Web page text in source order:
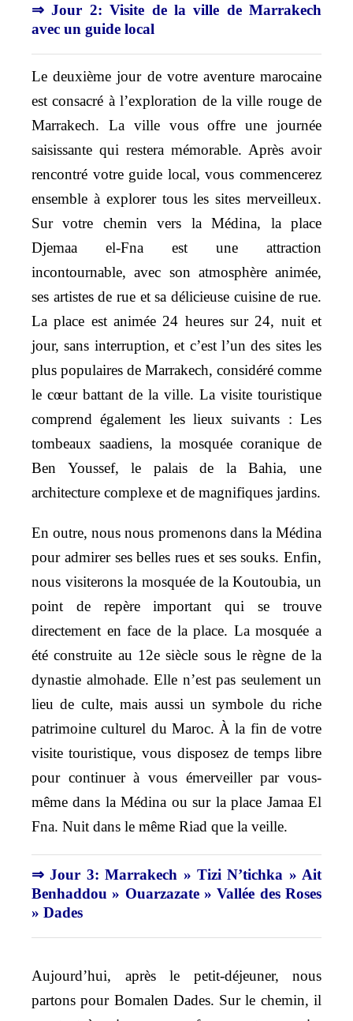
⇒ Jour 2: Visite de la ville de Marrakech
avec un guide local
Le deuxième jour de votre aventure marocaine
est consacré à l’exploration de la ville rouge de
Marrakech. La ville vous offre une journée
saisissante qui restera mémorable. Après avoir
rencontré votre guide local, vous commencerez
ensemble à explorer tous les sites merveilleux.
Sur votre chemin vers la Médina, la place
Djemaa el-Fna est une attraction
incontournable, avec son atmosphère animée,
ses artistes de rue et sa délicieuse cuisine de rue.
La place est animée 24 heures sur 24, nuit et
jour, sans interruption, et c’est l’un des sites les
plus populaires de Marrakech, considéré comme
le cœur battant de la ville. La visite touristique
comprend également les lieux suivants : Les
tombeaux saadiens, la mosquée coranique de
Ben Youssef, le palais de la Bahia, une
architecture complexe et de magnifiques jardins.
En outre, nous nous promenons dans la Médina
pour admirer ses belles rues et ses souks. Enfin,
nous visiterons la mosquée de la Koutoubia, un
point de repère important qui se trouve
directement en face de la place. La mosquée a
été construite au 12e siècle sous le règne de la
dynastie almohade. Elle n’est pas seulement un
lieu de culte, mais aussi un symbole du riche
patrimoine culturel du Maroc. À la fin de votre
visite touristique, vous disposez de temps libre
pour continuer à vous émerveiller par vous-
même dans la Médina ou sur la place Jamaa El
Fna. Nuit dans le même Riad que la veille.
⇒ Jour 3: Marrakech » Tizi N’tichka » Ait
Benhaddou » Ouarzazate » Vallée des Roses
» Dades
Aujourd’hui, après le petit-déjeuner, nous
partons pour Bomalen Dades. Sur le chemin, il